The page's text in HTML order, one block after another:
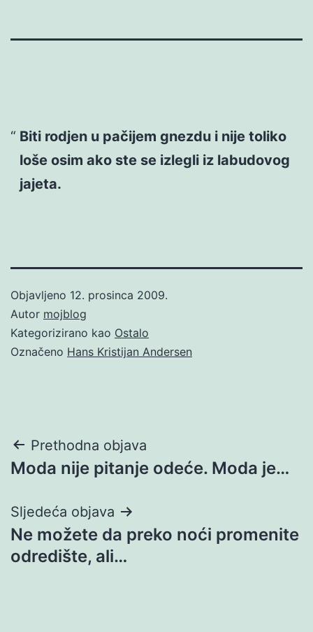
Biti rodjen u pačijem gnezdu i nije toliko
loše osim ako ste se izlegli iz labudovog
jajeta.
Objavljeno 12. prosinca 2009.
Autor mojblog
Kategorizirano kao Ostalo
Označeno Hans Kristijan Andersen
Navigacija
objava
Prethodna objava
Moda nije pitanje odeće. Moda je…
Sljedeća objava
Ne možete da preko noći promenite
odredište, ali…